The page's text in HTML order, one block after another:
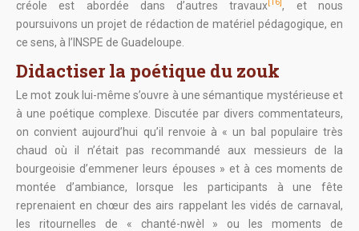
créole est abordée dans d’autres travaux [16] , et nous
poursuivons un projet de rédaction de matériel pédagogique, en
ce sens, à l’INSPE de Guadeloupe.
Didactiser la poétique du zouk
Le mot zouk lui-même s’ouvre à une sémantique mystérieuse et
à une poétique complexe. Discutée par divers commentateurs,
on convient aujourd’hui qu’il renvoie à « un bal populaire très
chaud où il n’était pas recommandé aux messieurs de la
bourgeoisie d’emmener leurs épouses » et à ces moments de
montée d’ambiance, lorsque les participants à une fête
reprenaient en chœur des airs rappelant les vidés de carnaval,
les ritournelles de « chanté-nwèl » ou les moments de